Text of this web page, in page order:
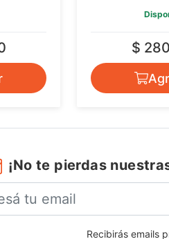
$
¡No te pierdas
Recibirás emails